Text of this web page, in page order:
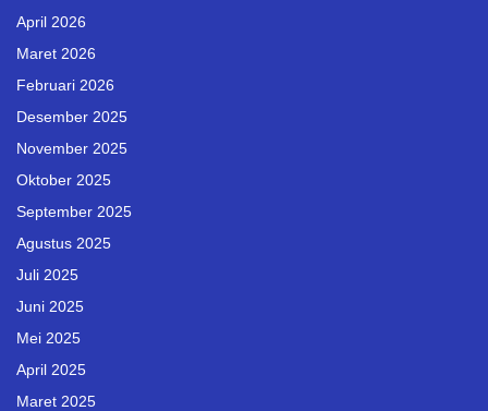
April 2026
Maret 2026
Februari 2026
Desember 2025
November 2025
Oktober 2025
September 2025
Agustus 2025
Juli 2025
Juni 2025
Mei 2025
April 2025
Maret 2025